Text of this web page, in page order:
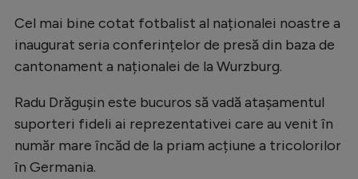
Cel mai bine cotat fotbalist al naționalei noastre a
inaugurat seria conferințelor de presă din baza de
cantonament a naționalei de la Wurzburg.
Radu Drăgușin este bucuros să vadă atașamentul
suporteri fideli ai reprezentativei care au venit în
număr mare încăd de la priam acțiune a tricolorilor
în Germania.